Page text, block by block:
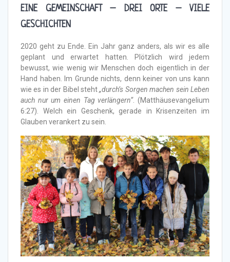
EINE GEMEINSCHAFT – DREI ORTE – VIELE
GESCHICHTEN
2020 geht zu Ende. Ein Jahr ganz anders, als wir es alle
geplant und erwartet hatten. Plötzlich wird jedem
bewusst, wie wenig wir Menschen doch eigentlich in der
Hand haben. Im Grunde nichts, denn keiner von uns kann
wie es in der Bibel steht„durch’s Sorgen machen sein Leben
auch nur um einen Tag verlängern“. (Matthäusevangelium
6:27). Welch ein Geschenk, gerade in Krisenzeiten im
Glauben verankert zu sein.